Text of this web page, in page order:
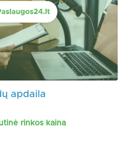
apdaila
rinkos kaina